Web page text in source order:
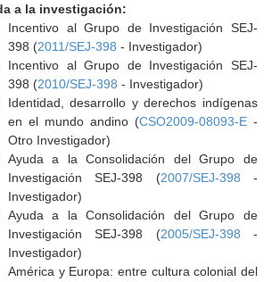
a la investigación:
Incentivo al Grupo de Investigación SEJ-
398 (2011/SEJ-398 - Investigador)
Incentivo al Grupo de Investigación SEJ-
398 (2010/SEJ-398 - Investigador)
Identidad, desarrollo y derechos indígenas
en el mundo andino (CSO2009-08093-E-
Otro Investigador)
Ayuda a la Consolidación del Grupo de
Investigación SEJ-398 (2007/SEJ-398 -
Investigador)
Ayuda a la Consolidación del Grupo de
Investigación SEJ-398 (2005/SEJ-398 -
Investigador)
América y Europa: entre cultura colonial del